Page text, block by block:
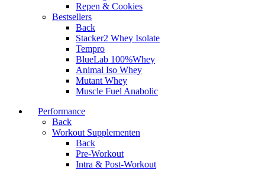
Repen & Cookies
Bestsellers
Back
Stacker2 Whey Isolate
Tempro
BlueLab 100%Whey
Animal Iso Whey
Mutant Whey
Muscle Fuel Anabolic
Performance
Back
Workout Supplementen
Back
Pre-Workout
Intra & Post-Workout